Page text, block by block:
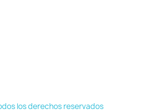
los derechos reservados